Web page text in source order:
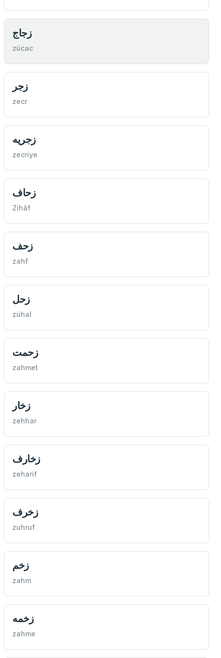
زجاج
zücac
زجر
zecr
زجريه
zecriye
زحاف
Zihâf
زحف
zahf
زحل
zühal
زحمت
zahmet
زخار
zehhar
زخارف
zeharif
زخرف
zuhruf
زخم
zahm
زخمه
zahme